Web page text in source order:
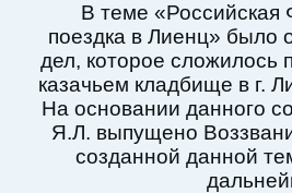
В теме
поездка в Лиенц» было
дел, которое сложилось
казачьем кладбище в г.
На основании данного
Я.Л. выпущено
созданной данной